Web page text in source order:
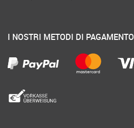
I NOSTRI METODI DI PAGAMENTO